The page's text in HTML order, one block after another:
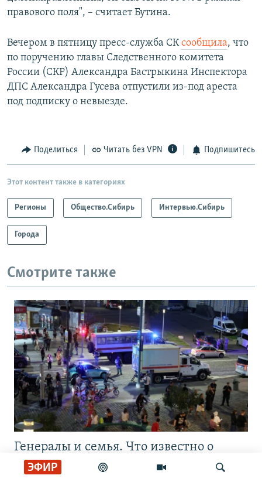
ЭФИР
правового поля", – считает Бутина.
Вечером в пятницу пресс-служба СКсообщила, что
по поручению главы Следственного комитета
России (СКР) Александра Бастрыкина Инспектора
ДПС Александра Гусева отпустили из-под ареста
под подписку о невыезде.
Поделиться Читать без VPN Подпишитесь
Этот контент также в категориях
Регионы Общество.Сибирь Интервью.Сибирь
Города
Смотрите также
Генералы и семья. Что известно о
жертвах взрыва в ресторане Balzi Rossi